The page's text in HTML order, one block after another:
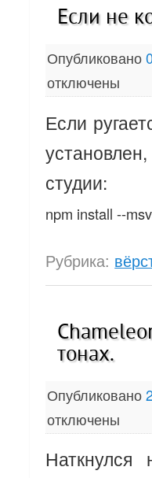
Если не
Опубликовано
отключены
Если
студии:
npm install --
Рубрика:
тонах.
Опубликовано
отключены